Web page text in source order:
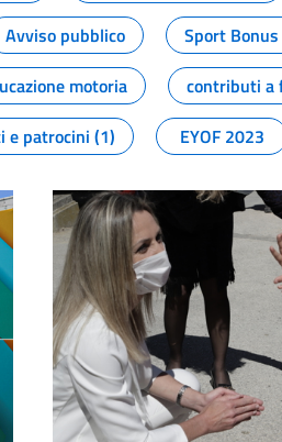
Avviso pubblico Sport
motoria contributi a
e patrocini (1) EYOF 2023